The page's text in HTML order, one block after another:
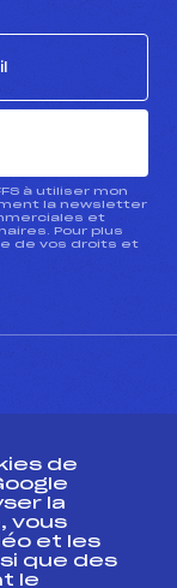
à utiliser mon
la newsletter
et
Pour plus
de vos droits et
de
la
vous
et les
que des
le